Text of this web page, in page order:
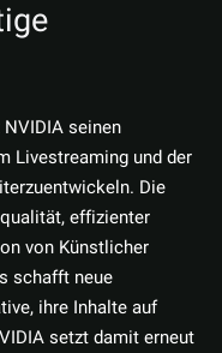
seinen
Livestreaming und der
Die
effizienter
von Künstlicher
schafft neue
ihre Inhalte auf
setzt damit erneut